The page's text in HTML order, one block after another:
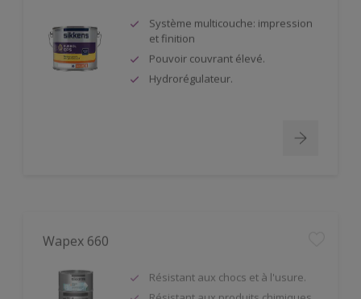
Système multicouche: impression
et finition
Pouvoir couvrant élevé.
Hydrorégulateur.
Résistant aux produits chimiques
et à l'eau.